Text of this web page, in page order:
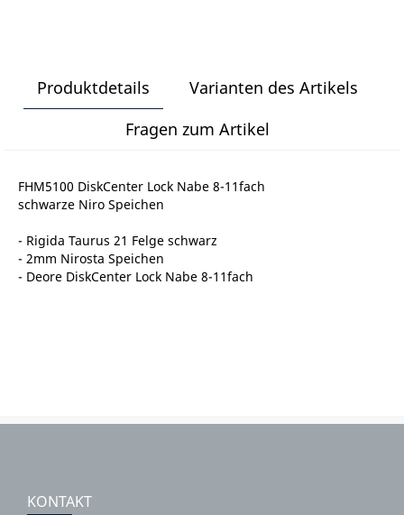
Produktdetails
Varianten des Artikels
Fragen zum Artikel
FHM5100 DiskCenter Lock Nabe 8-11fach
schwarze Niro Speichen
- Rigida Taurus 21 Felge schwarz
- 2mm Nirosta Speichen
- Deore DiskCenter Lock Nabe 8-11fach
KONTAKT